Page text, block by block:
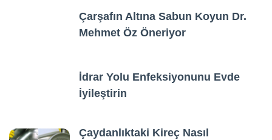
Çarşafın Altına Sabun Koyun Dr.
Mehmet Öz Öneriyor
İdrar Yolu Enfeksiyonunu Evde
İyileştirin
Çaydanlıktaki Kireç Nasıl